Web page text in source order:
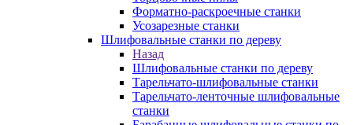
Форматно-раскроечные станки
Усозарезные станки
Шлифовальные станки по дереву
Назад
Шлифовальные станки по дереву
Тарельчато-шлифовальные станки
Тарельчато-ленточные шлифовальные
станки